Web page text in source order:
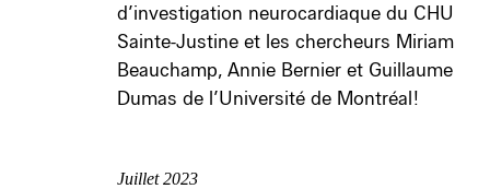
d’investigation neurocardiaque du CHU
Sainte-Justine et les chercheurs Miriam
Beauchamp, Annie Bernier et Guillaume
Dumas de l’Université de Montréal!
Juillet 2023